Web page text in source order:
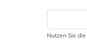
Nutzen Sie die